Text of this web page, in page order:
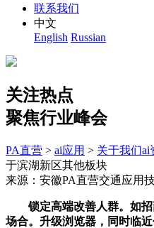
联系我们
中文
English Russian
关注热点
聚焦行业峰会
PA直营 > ai应用 > 关于我们ai
于滨湖新区其他板块
来源：安徽PA直营交通应用
锁定高端改善人群。如招商
场合。升级浏览器，同时临